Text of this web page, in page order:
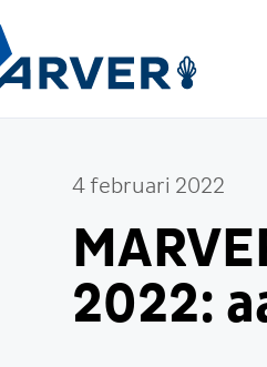
4 februari 2022
2022: